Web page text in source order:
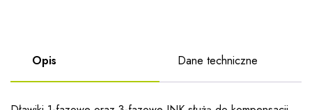
Opis Dane techniczne